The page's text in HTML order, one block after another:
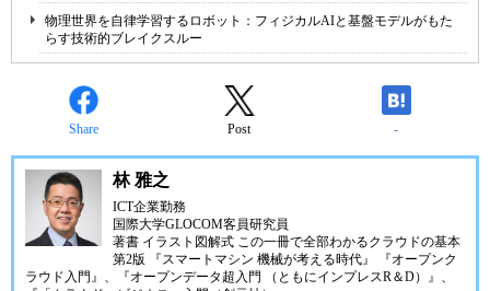
物理世界を自律学習するロボット：フィジカルAIと基盤モデルがもた
らす技術的ブレイクスルー
Share Post -
林 雅之
ICT企業勤務
国際大学GLOCOM客員研究員
著書 イラスト図解式 この一冊で全部わかるクラウドの基本
第2版
『スマートマシン 機械が考える時代』
『オープンク
ラウド入門』 、 『オープンデータ超入門 （ともにインプレスR＆D）』 、